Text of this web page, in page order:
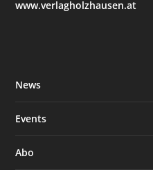
www.verlagholzhausen.at
News
Events
Abo